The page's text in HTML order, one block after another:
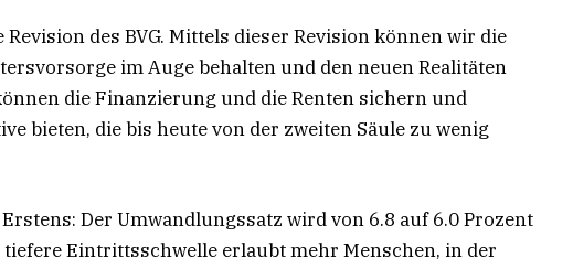
des BVG. Mittels dieser Revision können wir die
im Auge behalten und den neuen Realitäten
die Finanzierung und die Renten sichern und
bieten, die bis heute von der zweiten Säule zu wenig
Der Umwandlungssatz wird von 6.8 auf 6.0 Prozent
tiefere Eintrittsschwelle erlaubt mehr Menschen, in der